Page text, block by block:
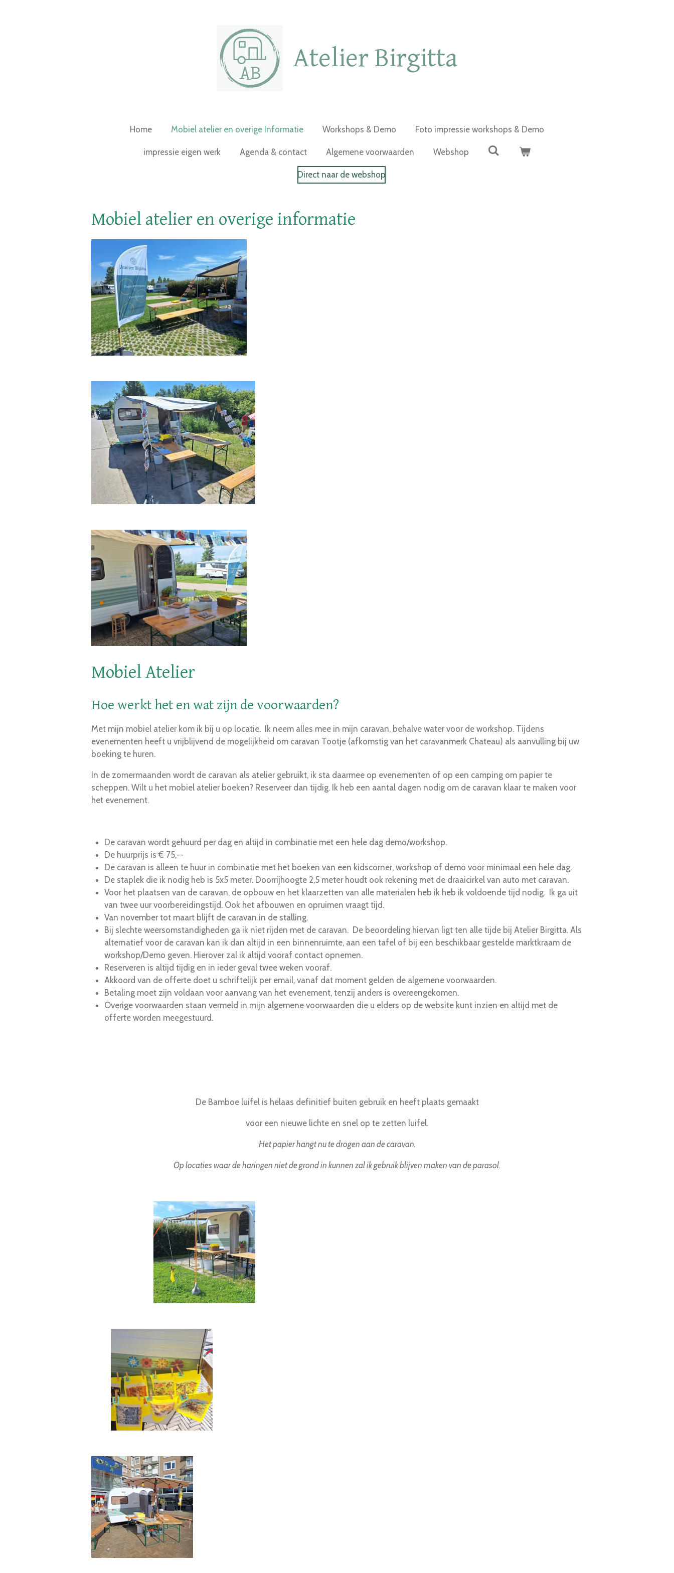
Atelier Birgitta
Home Mobiel atelier en overige Informatie Workshops & Demo Foto impressie workshops & Demo
impressie eigen werk Agenda & contact Algemene voorwaarden Webshop
Direct naar de webshop
Mobiel atelier en overige informatie
Mobiel Atelier
Hoe werkt het en wat zijn de voorwaarden?
Met mijn mobiel atelier kom ik bij u op locatie. Ik neem alles mee in mijn caravan, behalve water voor de workshop. Tijdens
evenementen heeft u vrijblijvend de mogelijkheid om caravan Tootje (afkomstig van het caravanmerk Chateau) als aanvulling bij uw
boeking te huren.
In de zomermaanden wordt de caravan als atelier gebruikt, ik sta daarmee op evenementen of op een camping om papier te
scheppen. Wilt u het mobiel atelier boeken? Reserveer dan tijdig. Ik heb een aantal dagen nodig om de caravan klaar te maken voor
het evenement.
De caravan wordt gehuurd per dag en altijd in combinatie met een hele dag demo/workshop.
De huurprijs is € 75,--
De caravan is alleen te huur in combinatie met het boeken van een kidscorner, workshop of demo voor minimaal een hele dag.
De staplek die ik nodig heb is 5x5 meter. Doorrijhoogte 2,5 meter houdt ook rekening met de draaicirkel van auto met caravan.
Voor het plaatsen van de caravan, de opbouw en het klaarzetten van alle materialen heb ik heb ik voldoende tijd nodig. Ik ga uit
van twee uur voorbereidingstijd. Ook het afbouwen en opruimen vraagt tijd.
Van november tot maart blijft de caravan in de stalling.
Bij slechte weersomstandigheden ga ik niet rijden met de caravan. De beoordeling hiervan ligt ten alle tijde bij Atelier Birgitta. Als
alternatief voor de caravan kan ik dan altijd in een binnenruimte, aan een tafel of bij een beschikbaar gestelde marktkraam de
workshop/Demo geven. Hierover zal ik altijd vooraf contact opnemen.
Reserveren is altijd tijdig en in ieder geval twee weken vooraf.
Akkoord van de offerte doet u schriftelijk per email, vanaf dat moment gelden de algemene voorwaarden.
Betaling moet zijn voldaan voor aanvang van het evenement, tenzij anders is overeengekomen.
Overige voorwaarden staan vermeld in mijn algemene voorwaarden die u elders op de website kunt inzien en altijd met de
offerte worden meegestuurd.
De Bamboe luifel is helaas definitief buiten gebruik en heeft plaats gemaakt
voor een nieuwe lichte en snel op te zetten luifel.
Het papier hangt nu te drogen aan de caravan.
Op locaties waar de haringen niet de grond in kunnen zal ik gebruik blijven maken van de parasol.